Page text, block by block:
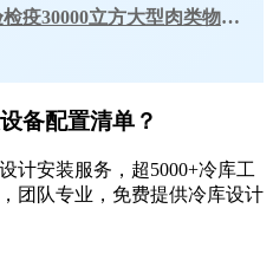
成都铁路口岸中国海关检验检疫30000立方大型肉类物流冷库工程案例
备配置清单？
计安装服务，超5000+冷库工
团队专业，免费提供冷库设计